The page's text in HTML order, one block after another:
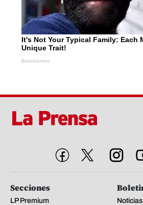
Secciones
LP Premium Noticias